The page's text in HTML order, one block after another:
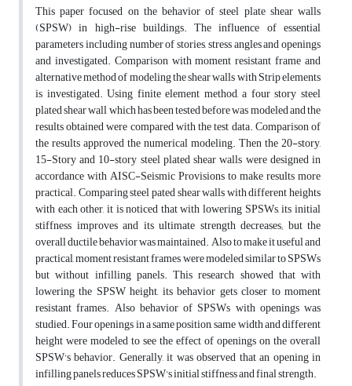
This paper focused on the behavior of steel plate shear walls
(SPSW) in high-rise buildings. The influence of essential
parameters including number of stories, stress angles and openings
and investigated. Comparison with moment resistant frame and
alternative method of modeling the shear walls with Strip elements
is investigated. Using finite element method, a four story steel
plated shear wall which has been tested before was modeled and the
results obtained were compared with the test data. Comparison of
the results approved the numerical modeling. Then the 20-story,
15-Story and 10-story steel plated shear walls were designed in
accordance with AISC-Seismic Provisions to make results more
practical. Comparing steel pated shear walls with different heights
with each other, it is noticed that with lowering SPSWs, its initial
stiffness improves and its ultimate strength decreases; but the
overall ductile behavior was maintained. Also to make it useful and
practical, moment resistant frames were modeled similar to SPSWs
but without infilling panels. This research showed that with
lowering the SPSW height, its behavior gets closer to moment
resistant frames. Also behavior of SPSWs with openings was
studied. Four openings in a same position, same width and different
height were modeled to see the effect of openings on the overall
SPSW's behavior. Generally, it was observed that an opening in
infilling panels reduces SPSW's initial stiffness and final strength.